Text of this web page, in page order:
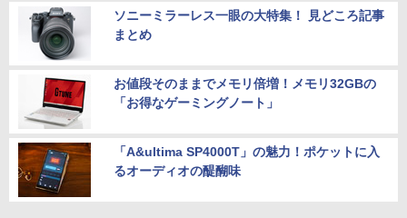
ソニーミラーレス一眼の大特集！ 見どころ記事
まとめ
お値段そのままでメモリ倍増！メモリ32GBの
「お得なゲーミングノート」
「A&ultima SP4000T」の魅力！ポケットに入
るオーディオの醍醐味